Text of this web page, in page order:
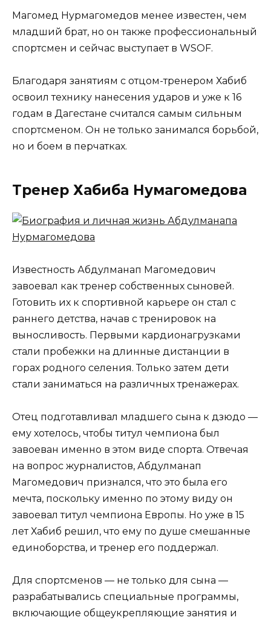
Магомед Нурмагомедов менее известен, чем
младший брат, но он также профессиональный
спортсмен и сейчас выступает в WSOF.
Благодаря занятиям с отцом-тренером Хабиб
освоил технику нанесения ударов и уже к 16
годам в Дагестане считался самым сильным
спортсменом. Он не только занимался борьбой,
но и боем в перчатках.
Тренер Хабиба Нумагомедова
Известность Абдулманап Магомедович
завоевал как тренер собственных сыновей.
Готовить их к спортивной карьере он стал с
раннего детства, начав с тренировок на
выносливость. Первыми кардионагрузками
стали пробежки на длинные дистанции в
горах родного селения. Только затем дети
стали заниматься на различных тренажерах.
Отец подготавливал младшего сына к дзюдо —
ему хотелось, чтобы титул чемпиона был
завоеван именно в этом виде спорта. Отвечая
на вопрос журналистов, Абдулманап
Магомедович признался, что это была его
мечта, поскольку именно по этому виду он
завоевал титул чемпиона Европы. Но уже в 15
лет Хабиб решил, что ему по душе смешанные
единоборства, и тренер его поддержал.
Для спортсменов — не только для сына —
разрабатывались специальные программы,
включающие общеукрепляющие занятия и